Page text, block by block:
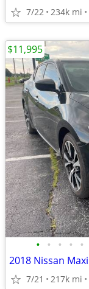
7/22 234k mi
• • • • •
7/21 217k mi
$11,995